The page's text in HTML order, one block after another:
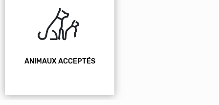
ANIMAUX ACCEPTÉS